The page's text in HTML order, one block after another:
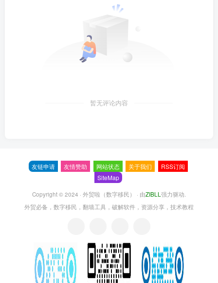
暂无评论内容
友链申请 友情赞助 网站状态 关于我们
RSS订阅
SiteMap
Copyright © 2024 · 外贸啦（数字移民） · 由ZIBLL强力驱动.
外贸必备，数字移民，翻墙工具，破解软件，资源分享，技术教程